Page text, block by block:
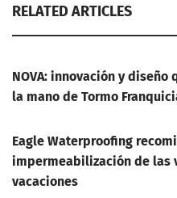
RELATED ARTICLES
NOVA: innovación y
la mano de Tormo
Eagle Waterproofing
impermeabilización de las
vacaciones